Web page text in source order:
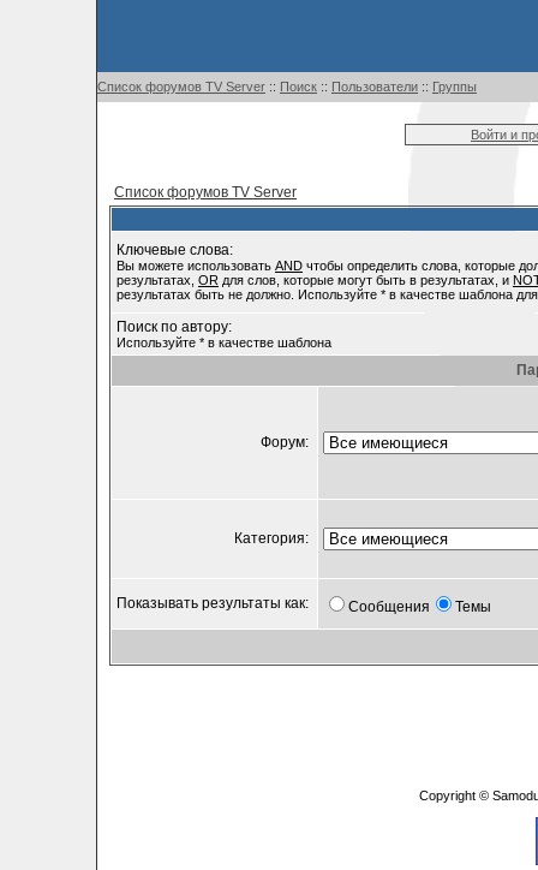
Список форумов TV Server :: Поиск :: Пользователи :: Группы
Войти и
Список форумов TV Server
Ключевые слова:
Вы можете использовать AND чтобы определить слова, которые
результатах, OR для слов, которые могут быть в результатах, и
результатах быть не должно. Используйте * в качестве шаблона
Поиск по автору:
Используйте * в качестве шаблона
Форум:
Категория:
Показывать результаты как: Сообщения Темы
Copyright ©